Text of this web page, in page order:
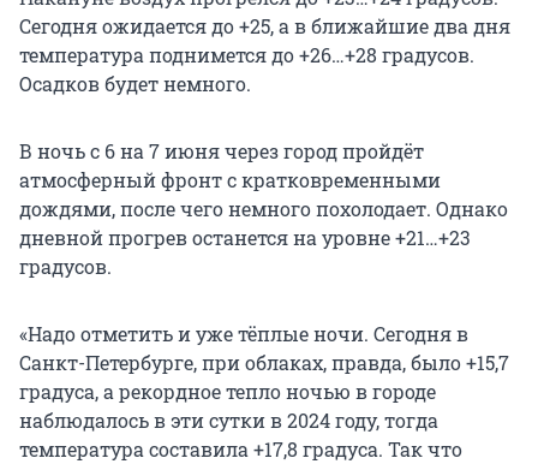
Сегодня ожидается до +25, а в ближайшие два дня
температура поднимется до +26…+28 градусов.
Осадков будет немного.
В ночь с 6 на 7 июня через город пройдёт
атмосферный фронт с кратковременными
дождями, после чего немного похолодает. Однако
дневной прогрев останется на уровне +21…+23
градусов.
«Надо отметить и уже тёплые ночи. Сегодня в
Санкт-Петербурге, при облаках, правда, было +15,7
градуса, а рекордное тепло ночью в городе
наблюдалось в эти сутки в 2024 году, тогда
температура составила +17,8 градуса. Так что